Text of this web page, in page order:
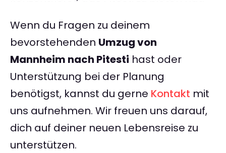
Wenn du Fragen zu deinem
bevorstehenden Umzug von
Mannheim nach Pitesti hast oder
Unterstützung bei der Planung
benötigst, kannst du gerne Kontakt mit
uns aufnehmen. Wir freuen uns darauf,
dich auf deiner neuen Lebensreise zu
unterstützen.